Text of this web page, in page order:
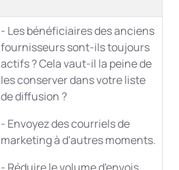
- Les bénéficiaires des anciens
fournisseurs sont-ils toujours
actifs ? Cela vaut-il la peine de
les conserver dans votre liste
de diffusion ?
- Envoyez des courriels de
marketing à d'autres moments.